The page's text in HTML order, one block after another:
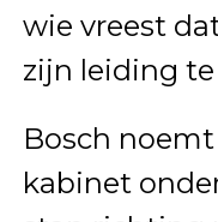
wie vreest
zijn leiding te
Bosch
kabinet